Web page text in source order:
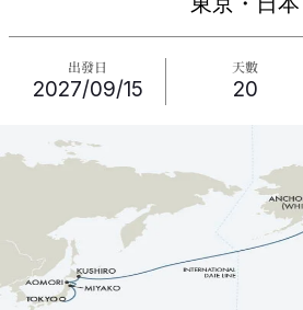
出發日
2027/09/15
天數
20